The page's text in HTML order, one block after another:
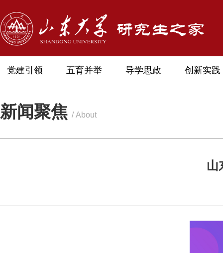
党建引领 五育并举 导学思政 创新实践
新闻聚焦 / About
山